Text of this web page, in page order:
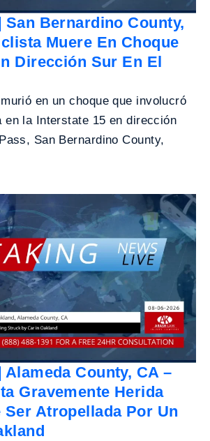
San Bernardino County,
Muere En Choque
Dirección Sur En El
en un choque que involucró
en la Interstate 15 en dirección
San Bernardino County,
Alameda County, CA –
Gravemente Herida
Ser Atropellada Por Un